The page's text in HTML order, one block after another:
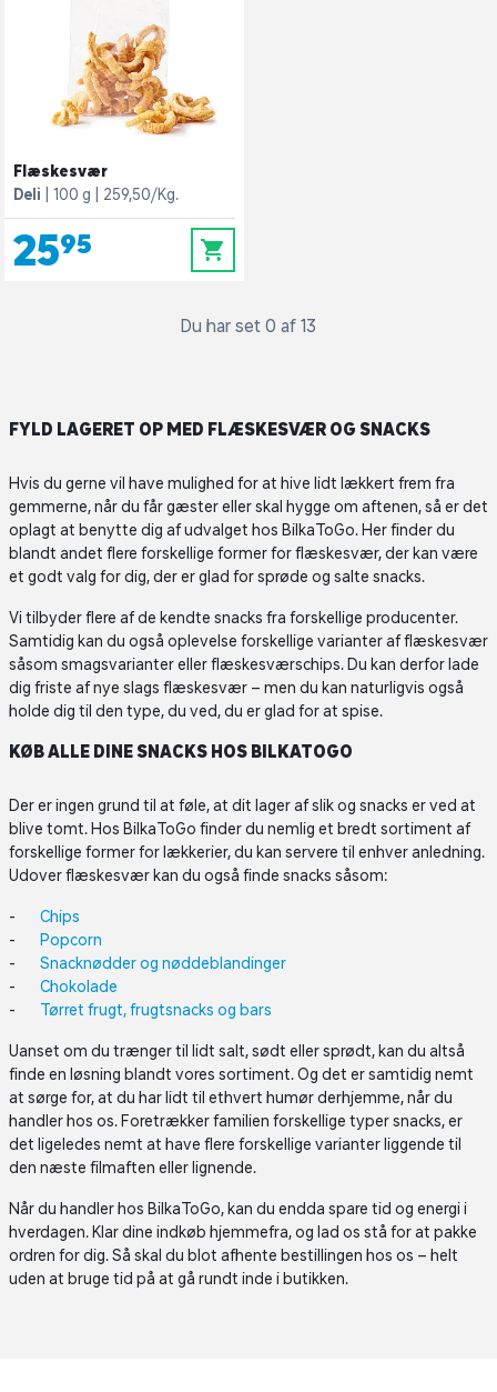
Flæskesvær
Deli
100 g 259,50/Kg.
25,95 0
Du har set 0 af 13
FYLD LAGERET OP MED FLÆSKESVÆR OG SNACKS
Hvis du gerne vil have mulighed for at hive lidt lækkert frem fra
gemmerne, når du får gæster eller skal hygge om aftenen, så er det
oplagt at benytte dig af udvalget hos BilkaToGo. Her finder du
blandt andet flere forskellige former for flæskesvær, der kan være
et godt valg for dig, der er glad for sprøde og salte snacks.
Vi tilbyder flere af de kendte snacks fra forskellige producenter.
Samtidig kan du også oplevelse forskellige varianter af flæskesvær
såsom smagsvarianter eller flæskesværschips. Du kan derfor lade
dig friste af nye slags flæskesvær – men du kan naturligvis også
holde dig til den type, du ved, du er glad for at spise.
KØB ALLE DINE SNACKS HOS BILKATOGO
Der er ingen grund til at føle, at dit lager af slik og snacks er ved at
blive tomt. Hos BilkaToGo finder du nemlig et bredt sortiment af
forskellige former for lækkerier, du kan servere til enhver anledning.
Udover flæskesvær kan du også finde snacks såsom:
Chips
Popcorn
Snacknødder og nøddeblandinger
Chokolade
Tørret frugt, frugtsnacks og bars
Uanset om du trænger til lidt salt, sødt eller sprødt, kan du altså
finde en løsning blandt vores sortiment. Og det er samtidig nemt
at sørge for, at du har lidt til ethvert humør derhjemme, når du
handler hos os. Foretrækker familien forskellige typer snacks, er
det ligeledes nemt at have flere forskellige varianter liggende til
den næste filmaften eller lignende.
Når du handler hos BilkaToGo, kan du endda spare tid og energi i
hverdagen. Klar dine indkøb hjemmefra, og lad os stå for at pakke
ordren for dig. Så skal du blot afhente bestillingen hos os – helt
uden at bruge tid på at gå rundt inde i butikken.